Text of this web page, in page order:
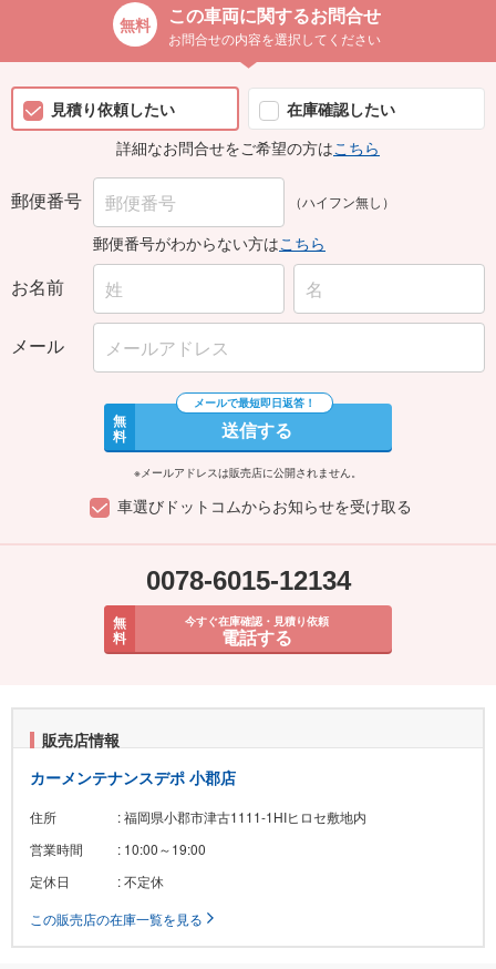
この車両に関するお問合せ
お問合せの内容を選択してください
見積り依頼したい
在庫確認したい
詳細なお問合せをご希望の方はこちら
郵便番号 （ハイフン無し）
郵便番号がわからない方はこちら
お名前
メール
無
料 送信する
※メールアドレスは販売店に公開されません。
車選びドットコムからお知らせを受け取る
0078-6015-12134
無
料
今すぐ在庫確認・見積り依頼
電話する
販売店情報
カーメンテナンスデポ 小郡店
住所
: 福岡県小郡市津古1111-1HIヒロセ敷地内
営業時間
: 10:00～19:00
定休日
: 不定休
この販売店の在庫一覧を見る